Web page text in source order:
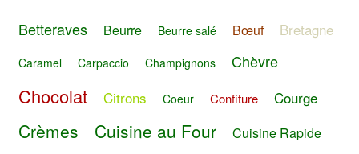
Betteraves Beurre Beurre salé Bœuf Bretagne
Caramel Carpaccio Champignons Chèvre
Chocolat Citrons Coeur Confiture Courge
Crèmes Cuisine au Four Cuisine Rapide